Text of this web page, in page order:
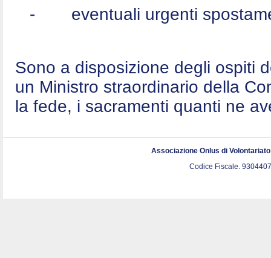
-
eventuali urgenti
Sono a disposizione degli ospiti
un Ministro straordinario della
la fede, i sacramenti quanti ne
Associazione Onlus di
Codice Fiscale.